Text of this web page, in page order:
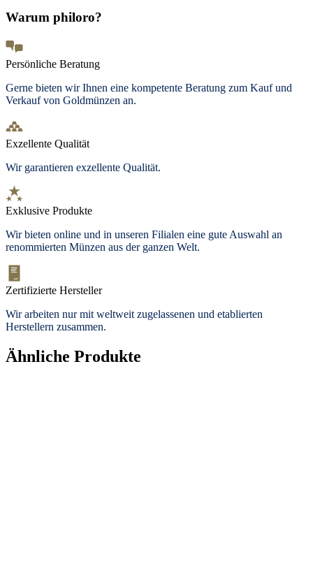
Warum philoro?
Persönliche Beratung
Gerne bieten wir Ihnen eine kompetente Beratung zum Kauf und
Verkauf von Goldmünzen an.
Exzellente Qualität
Wir garantieren exzellente Qualität.
Exklusive Produkte
Wir bieten online und in unseren Filialen eine gute Auswahl an
renommierten Münzen aus der ganzen Welt.
Zertifizierte Hersteller
Wir arbeiten nur mit weltweit zugelassenen und etablierten
Herstellern zusammen.
Ähnliche Produkte